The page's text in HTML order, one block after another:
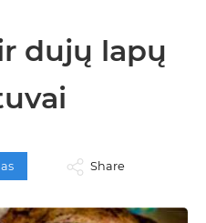
dujų lapų
Share